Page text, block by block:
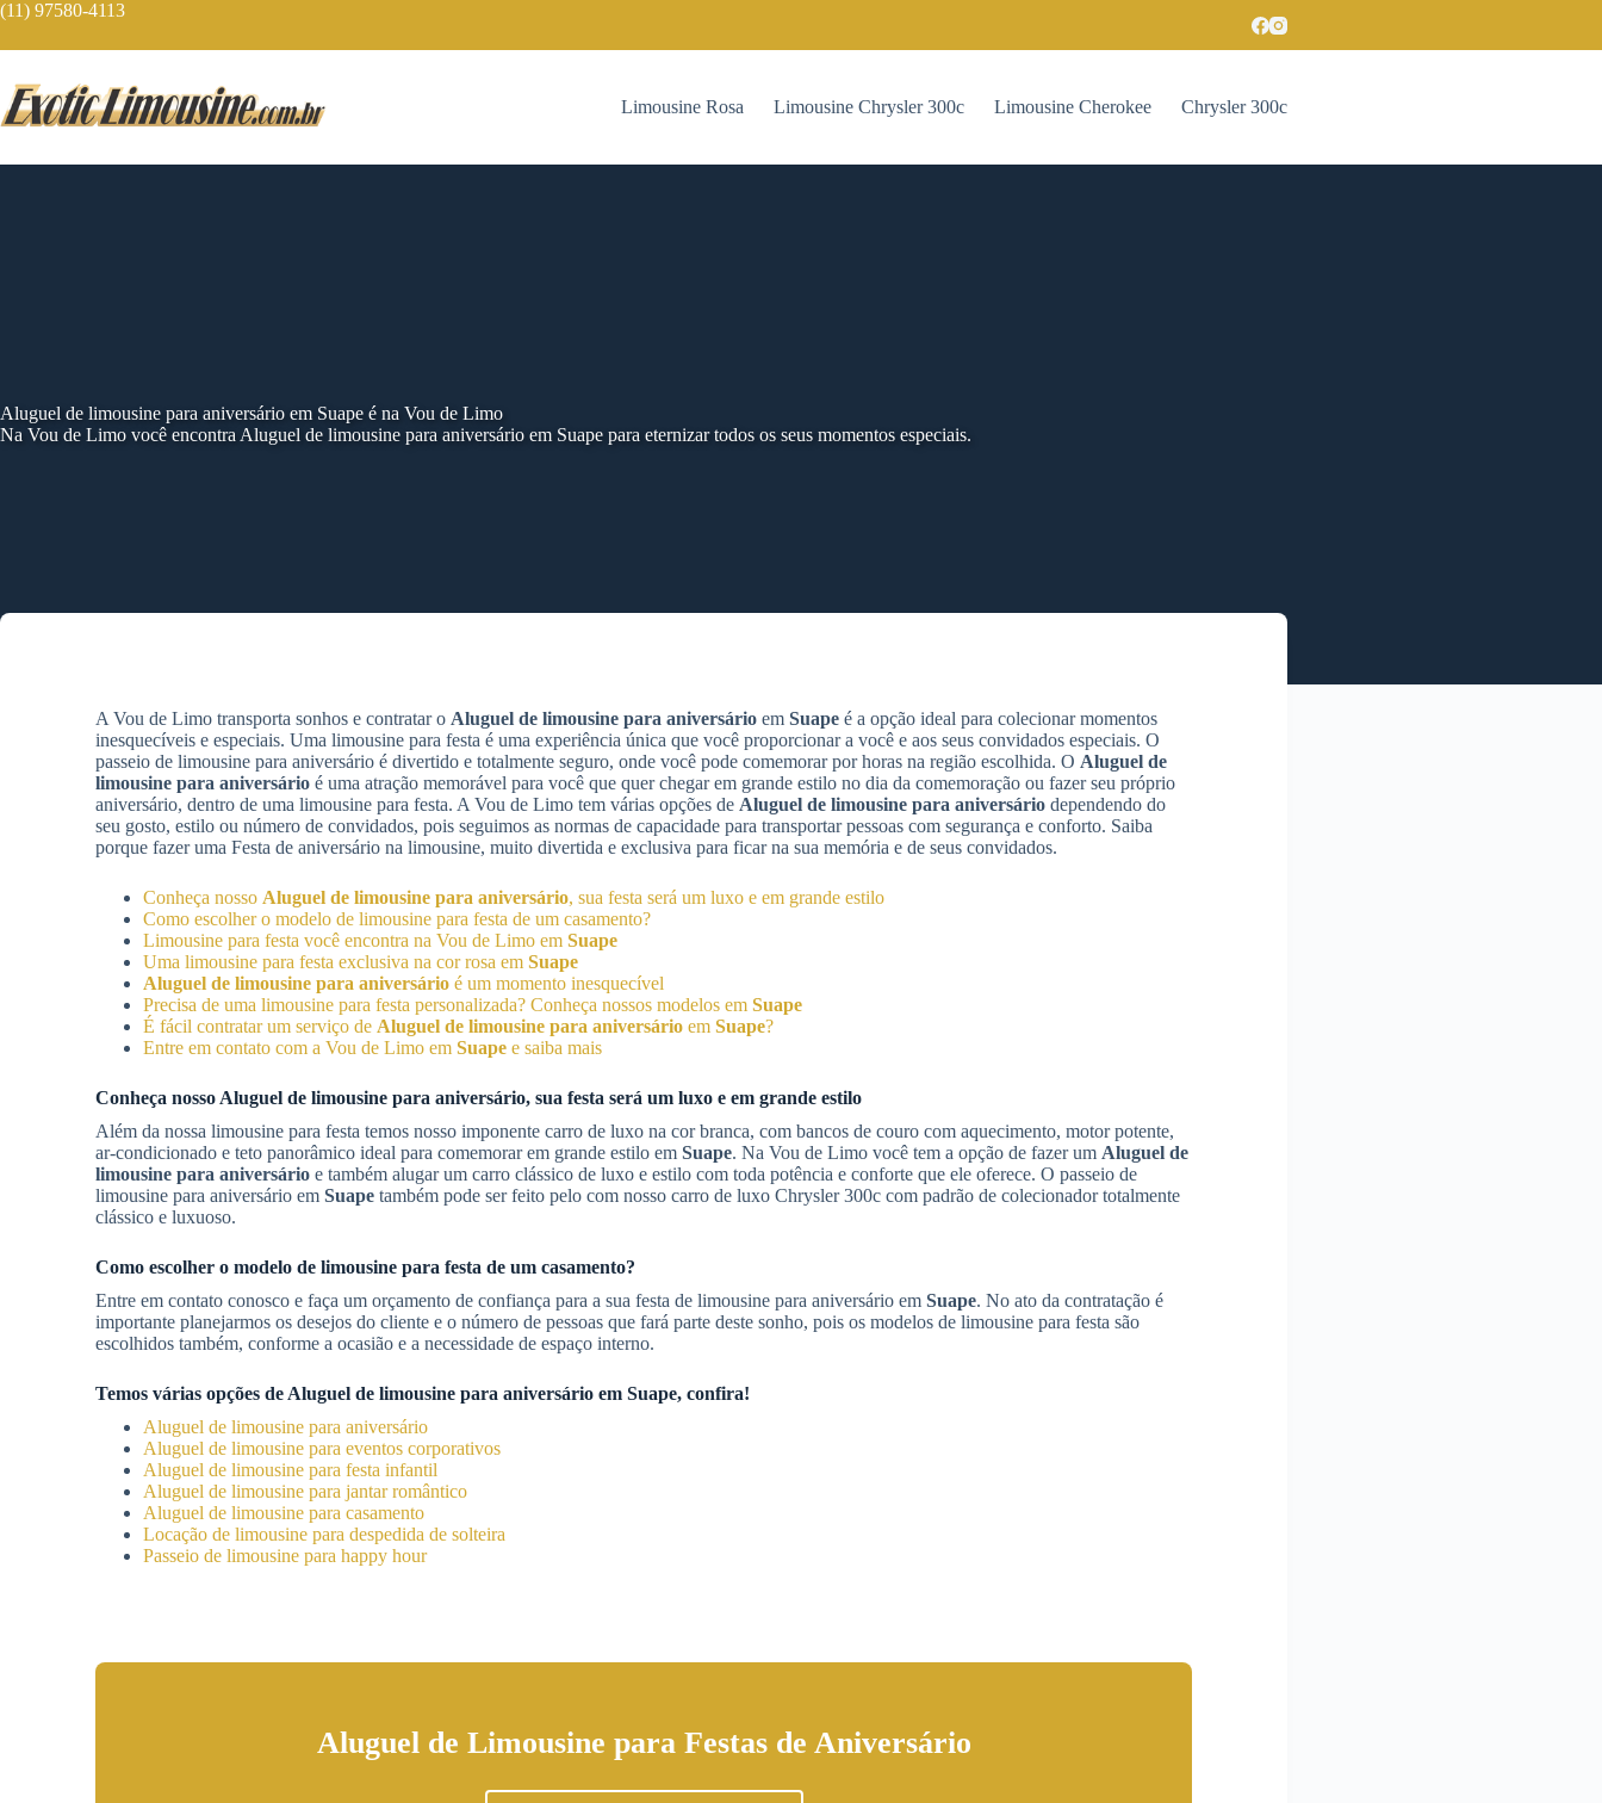
Skip
content
(11) 97580-4113
Limousine Rosa Limousine Chrysler 300c Limousine Cherokee Chrysler 300c
Aluguel de limousine para aniversário em Suape é na Vou de Limo
Na Vou de Limo você encontra Aluguel de limousine para aniversário em Suape para eternizar todos os seus momentos especiais.
A Vou de Limo transporta sonhos e contratar o Aluguel de limousine para aniversário em Suape é a opção ideal para colecionar momentos
inesquecíveis e especiais. Uma limousine para festa é uma experiência única que você proporcionar a você e aos seus convidados especiais. O
passeio de limousine para aniversário é divertido e totalmente seguro, onde você pode comemorar por horas na região escolhida. O Aluguel de
limousine para aniversário é uma atração memorável para você que quer chegar em grande estilo no dia da comemoração ou fazer seu próprio
aniversário, dentro de uma limousine para festa. A Vou de Limo tem várias opções de Aluguel de limousine para aniversário dependendo do
seu gosto, estilo ou número de convidados, pois seguimos as normas de capacidade para transportar pessoas com segurança e conforto. Saiba
porque fazer uma Festa de aniversário na limousine, muito divertida e exclusiva para ficar na sua memória e de seus convidados.
Conheça nosso Aluguel de limousine para aniversário, sua festa será um luxo e em grande estilo
Como escolher o modelo de limousine para festa de um casamento?
Limousine para festa você encontra na Vou de Limo em Suape
Uma limousine para festa exclusiva na cor rosa em Suape
Aluguel de limousine para aniversário é um momento inesquecível
Precisa de uma limousine para festa personalizada? Conheça nossos modelos em Suape
É fácil contratar um serviço de Aluguel de limousine para aniversário em Suape?
Entre em contato com a Vou de Limo em Suape e saiba mais
Conheça nosso Aluguel de limousine para aniversário, sua festa será um luxo e em grande estilo
Além da nossa limousine para festa temos nosso imponente carro de luxo na cor branca, com bancos de couro com aquecimento, motor potente,
ar-condicionado e teto panorâmico ideal para comemorar em grande estilo em Suape. Na Vou de Limo você tem a opção de fazer um Aluguel de
limousine para aniversário e também alugar um carro clássico de luxo e estilo com toda potência e conforte que ele oferece. O passeio de
limousine para aniversário em Suape também pode ser feito pelo com nosso carro de luxo Chrysler 300c com padrão de colecionador totalmente
clássico e luxuoso.
Como escolher o modelo de limousine para festa de um casamento?
Entre em contato conosco e faça um orçamento de confiança para a sua festa de limousine para aniversário em Suape. No ato da contratação é
importante planejarmos os desejos do cliente e o número de pessoas que fará parte deste sonho, pois os modelos de limousine para festa são
escolhidos também, conforme a ocasião e a necessidade de espaço interno.
Temos várias opções de Aluguel de limousine para aniversário em Suape, confira!
Aluguel de limousine para aniversário
Aluguel de limousine para eventos corporativos
Aluguel de limousine para festa infantil
Aluguel de limousine para jantar romântico
Aluguel de limousine para casamento
Locação de limousine para despedida de solteira
Passeio de limousine para happy hour
Aluguel de Limousine para Festas de Aniversário